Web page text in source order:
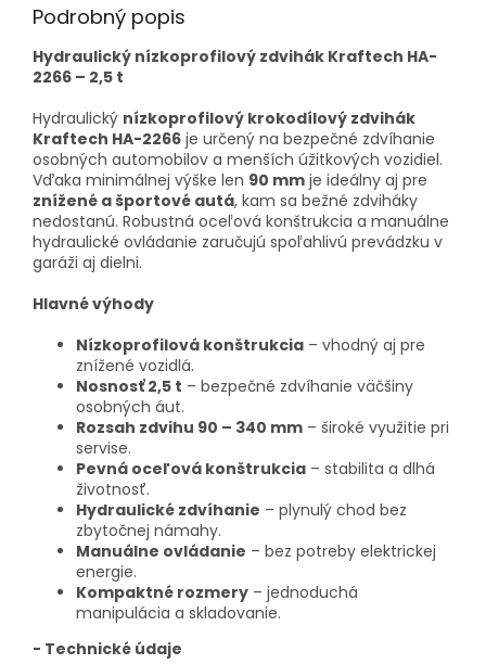
Podrobný popis
Hydraulický nízkoprofilový zdvihák Kraftech HA-
2266 – 2,5 t
Hydraulický nízkoprofilový krokodílový zdvihák
Kraftech HA-2266 je určený na bezpečné zdvíhanie
osobných automobilov a menších úžitkových vozidiel.
Vďaka minimálnej výške len 90 mm je ideálny aj pre
znížené a športové autá, kam sa bežné zdviháky
nedostanú. Robustná oceľová konštrukcia a manuálne
hydraulické ovládanie zaručujú spoľahlivú prevádzku v
garáži aj dielni.
Hlavné výhody
Nízkoprofilová konštrukcia – vhodný aj pre
znížené vozidlá.
Nosnosť 2,5 t – bezpečné zdvíhanie väčšiny
osobných áut.
Rozsah zdvihu 90 – 340 mm – široké využitie pri
servise.
Pevná oceľová konštrukcia – stabilita a dlhá
životnosť.
Hydraulické zdvíhanie – plynulý chod bez
zbytočnej námahy.
Manuálne ovládanie – bez potreby elektrickej
energie.
Kompaktné rozmery – jednoduchá
manipulácia a skladovanie.
- Technické údaje